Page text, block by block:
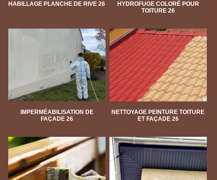
HABILLAGE PLANCHE DE RIVE 26
HYDROFUGE COLORÉ POUR
TOITURE 26
IMPERMÉABILISATION DE
FAÇADE 26
NETTOYAGE PEINTURE TOITURE
ET FAÇADE 26